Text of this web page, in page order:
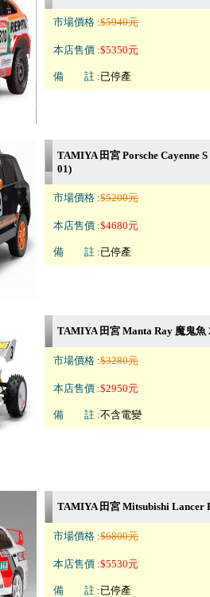
市場價格 :$5940元
本店售價 :$5350元
備 註 :已停產
TAMIYA 田宮 Porsche Cayenne
01)
市場價格 :$5200元
本店售價 :$4680元
備 註 :已停產
TAMIYA 田宮 Manta Ray 魔鬼魚
市場價格 :$3280元
本店售價 :$2950元
備 註 :不含電變
TAMIYA 田宮 Mitsubishi Lancer
市場價格 :$6800元
本店售價 :$5530元
備 註 :已停產